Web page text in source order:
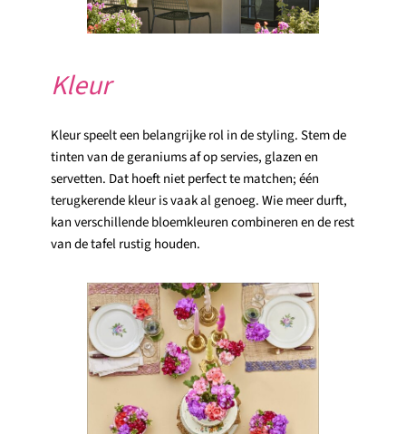
Kleur
Kleur speelt een belangrijke rol in de styling. Stem de
tinten van de geraniums af op servies, glazen en
servetten. Dat hoeft niet perfect te matchen; één
terugkerende kleur is vaak al genoeg. Wie meer durft,
kan verschillende bloemkleuren combineren en de rest
van de tafel rustig houden.